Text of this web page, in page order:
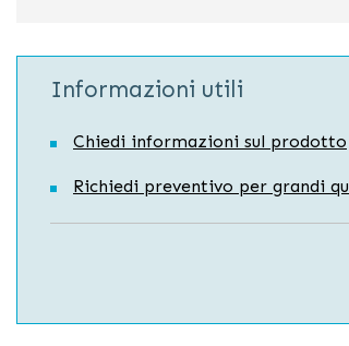
Informazioni utili
Chiedi informazioni sul prodotto
Richiedi preventivo per grandi